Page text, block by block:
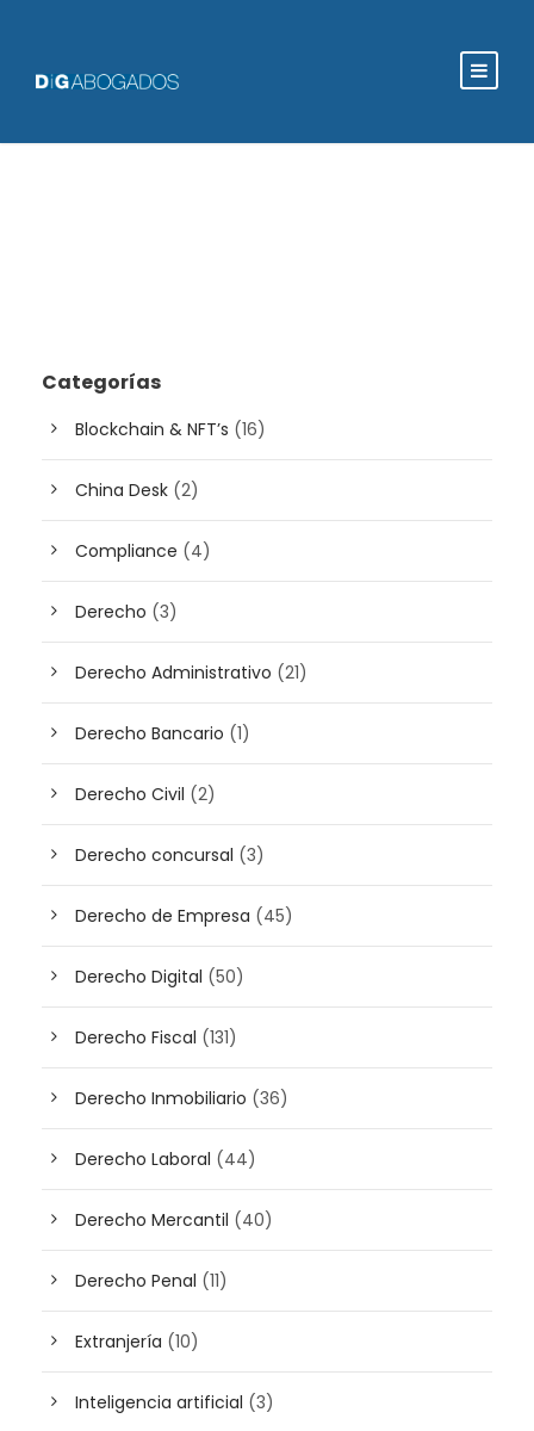
Categorías
Blockchain & NFT’s (16)
China Desk (2)
Compliance (4)
Derecho (3)
Derecho Administrativo (21)
Derecho Bancario (1)
Derecho Civil (2)
Derecho concursal (3)
Derecho de Empresa (45)
Derecho Digital (50)
Derecho Fiscal (131)
Derecho Inmobiliario (36)
Derecho Laboral (44)
Derecho Mercantil (40)
Derecho Penal (11)
Extranjería (10)
Inteligencia artificial (3)